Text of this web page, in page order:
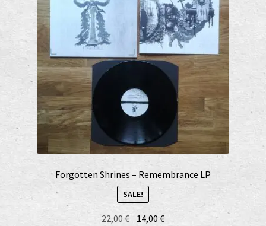
Forgotten Shrines – Remembrance LP
SALE!
22,00€ Original
14,00€Current